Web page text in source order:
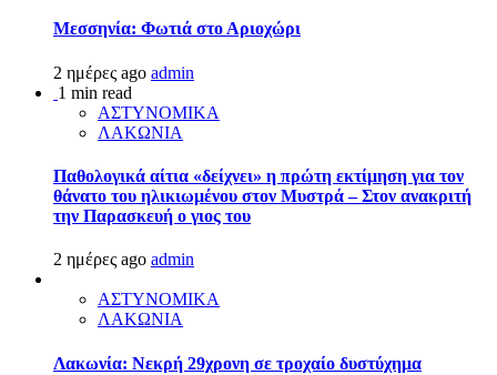
Μεσσηνία: Φωτιά στο Αριοχώρι
2 ημέρες ago admin
1 min read
ΑΣΤΥΝΟΜΙΚΑ
ΛΑΚΩΝΙΑ
Παθολογικά αίτια «δείχνει» η πρώτη εκτίμηση για τον
θάνατο του ηλικιωμένου στον Μυστρά – Στον ανακριτή
την Παρασκευή ο γιος του
2 ημέρες ago admin
ΑΣΤΥΝΟΜΙΚΑ
ΛΑΚΩΝΙΑ
Λακωνία: Νεκρή 29χρονη σε τροχαίο δυστύχημα